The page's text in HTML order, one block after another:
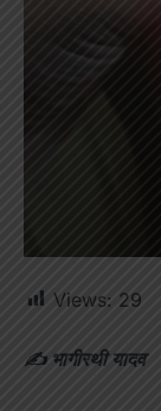
Views: 29
✍️ भागीरथी यादव